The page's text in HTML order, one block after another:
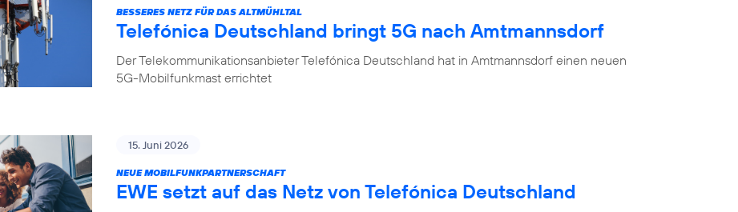
BESSERES NETZ FÜR DAS ALTMÜHLTAL
Telefónica Deutschland bringt 5G nach Amtmannsdorf
Der Telekommunikationsanbieter Telefónica Deutschland hat in Amtmannsdorf einen neuen
5G-Mobilfunkmast errichtet
15. Juni 2026
NEUE MOBILFUNKPARTNERSCHAFT
EWE setzt auf das Netz von Telefónica Deutschland